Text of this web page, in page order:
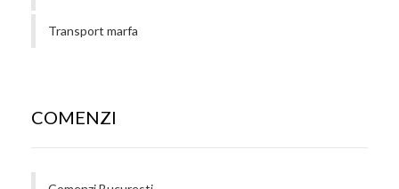
Transport marfa
COMENZI